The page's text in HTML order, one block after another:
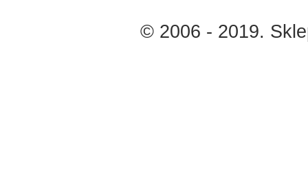
© 2006 - 2019.